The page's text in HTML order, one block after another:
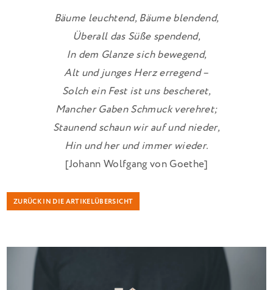
Bäume leuchtend, Bäume blendend,
Überall das Süße spendend,
In dem Glanze sich bewegend,
Alt und junges Herz erregend –
Solch ein Fest ist uns bescheret,
Mancher Gaben Schmuck verehret;
Staunend schaun wir auf und nieder,
Hin und her und immer wieder.
[Johann Wolfgang von Goethe]
ZURÜCK IN DIE ARTIKELÜBERSICHT